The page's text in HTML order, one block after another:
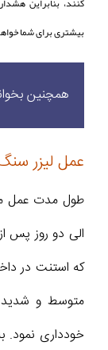
بیشتری برای شما
همچنین
عمل لیزر
الی دو روز پس
که استنت در
خودداری نمود.